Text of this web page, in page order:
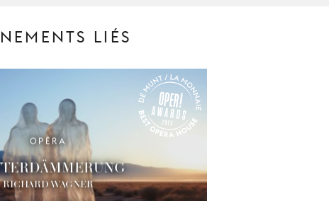
LIÉS
OPER! AWARDS 2025
OPÉRA
RICHARD WAGNER